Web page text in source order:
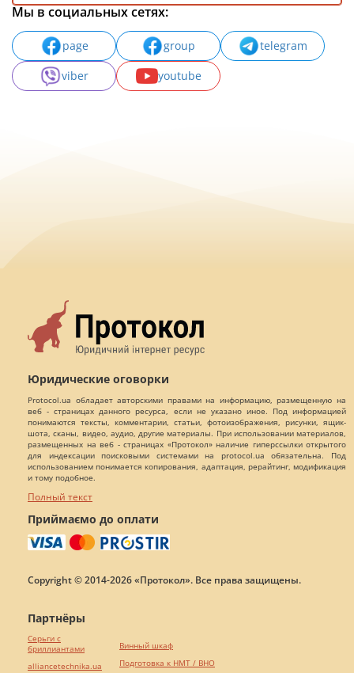
Мы в социальных сетях:
page group
telegram
viber
youtube
Юридические оговорки
Protocol.ua обладает авторскими правами на информацию, размещенную на
веб - страницах данного ресурса, если не указано иное. Под информацией
понимаются тексты, комментарии, статьи, фотоизображения, рисунки, ящик-
шота, сканы, видео, аудио, другие материалы. При использовании материалов,
размещенных на веб - страницах «Протокол» наличие гиперссылки открытого
для индексации поисковыми системами на protocol.ua обязательна. Под
использованием понимается копирования, адаптация, рерайтинг, модификация
и тому подобное.
Полный текст
Приймаємо до оплати
Copyright © 2014-2026 «Протокол». Все права защищены.
Партнёры
Серьги с
бриллиантами
alliancetechnika.ua
Винный шкаф
Подготовка к НМТ / ВНО